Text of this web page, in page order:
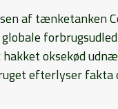
af tænketanken
hakket oksekød
efterlyser fakta